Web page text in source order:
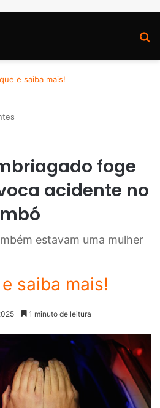
foge
acidente no
estavam uma mulher
1 minuto de leitura